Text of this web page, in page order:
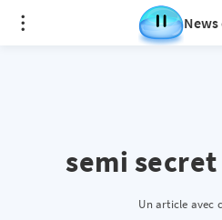
News
semi
Un article avec